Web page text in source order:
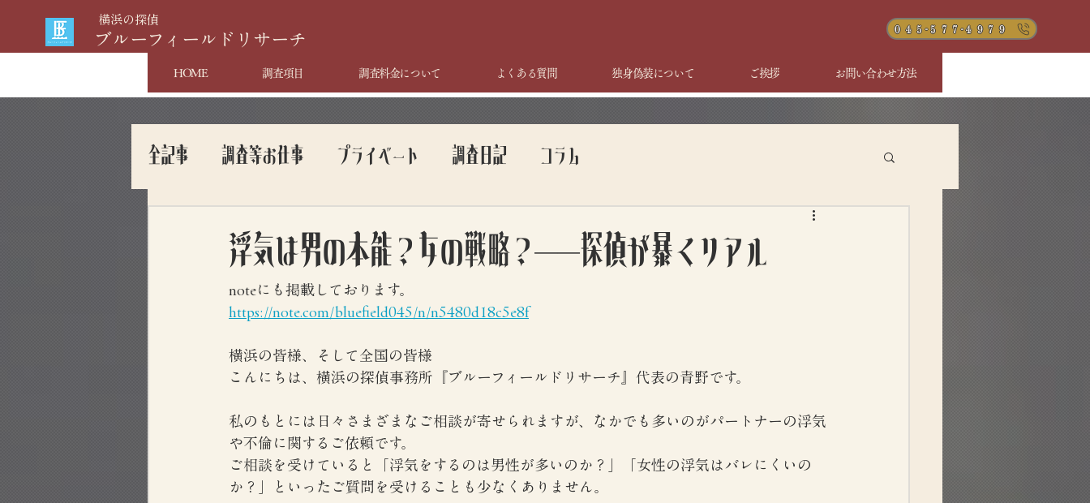
​横浜の探偵
​ブルーフィールドリサーチ
０４５-５７７-４９７９
HOME 調査項目 調査料金について よくある質問 独身偽装について ご挨拶 お問い合わせ方法
全記事 調査等お仕事 プライベート 調査日記 コラム
浮気は男の本能？女の戦略？——探偵が暴くリアル
noteにも掲載しております。
https://note.com/bluefield045/n/n5480d18c5e8f
横浜の皆様、そして全国の皆様
こんにちは、横浜の探偵事務所『ブルーフィールドリサーチ』代表の青野です。
私のもとには日々さまざまなご相談が寄せられますが、なかでも多いのがパートナーの浮気
や不倫に関するご依頼です。
ご相談を受けていると「浮気をするのは男性が多いのか？」「女性の浮気はバレにくいの
か？」といったご質問を受けることも少なくありません。